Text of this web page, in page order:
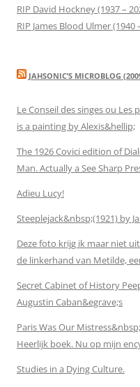
RIP David Hockney (1937 –
RIP James Blood Ulmer (1940
JAHSONIC’S MICROBLOG
Le Conseil des singes ou Les
is a painting by Alexis&hellip;
The 1926 Covici edition of
Man. Actually a See Sharp
Adieu Lucy!
Steeplejack&nbsp;(1921) by
Deze foto krijg ik maar niet
de linkerhand van Metilde,
Secret Cabinet of History
Augustin Caban&egrave;s
Paris Was Our
Heerlijk boek. Nu op mijn
Studies in a Dying Culture.